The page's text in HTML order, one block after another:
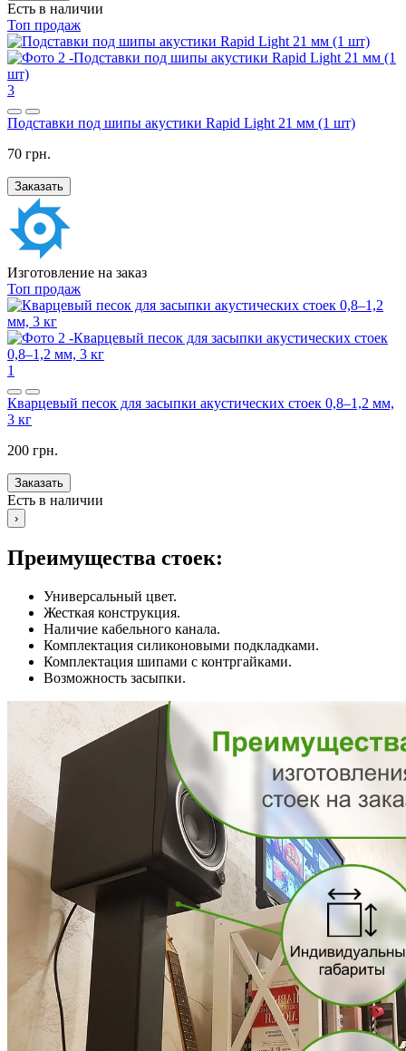
Есть в наличии
Топ продаж
3
Подставки под шипы акустики Rapid Light 21 мм (1 шт)
70 грн.
Заказать
Изготовление на заказ
Топ продаж
1
Кварцевый песок для засыпки акустических стоек 0,8–1,2 мм,
3 кг
200 грн.
Заказать
Есть в наличии
›
Преимущества стоек:
Универсальный цвет.
Жесткая конструкция.
Наличие кабельного канала.
Комплектация силиконовыми подкладками.
Комплектация шипами с контргайками.
Возможность засыпки.